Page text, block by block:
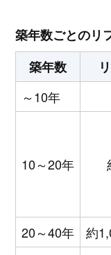
築年数ごとのリ
築年数
～10年
10～20年
20～40年
約